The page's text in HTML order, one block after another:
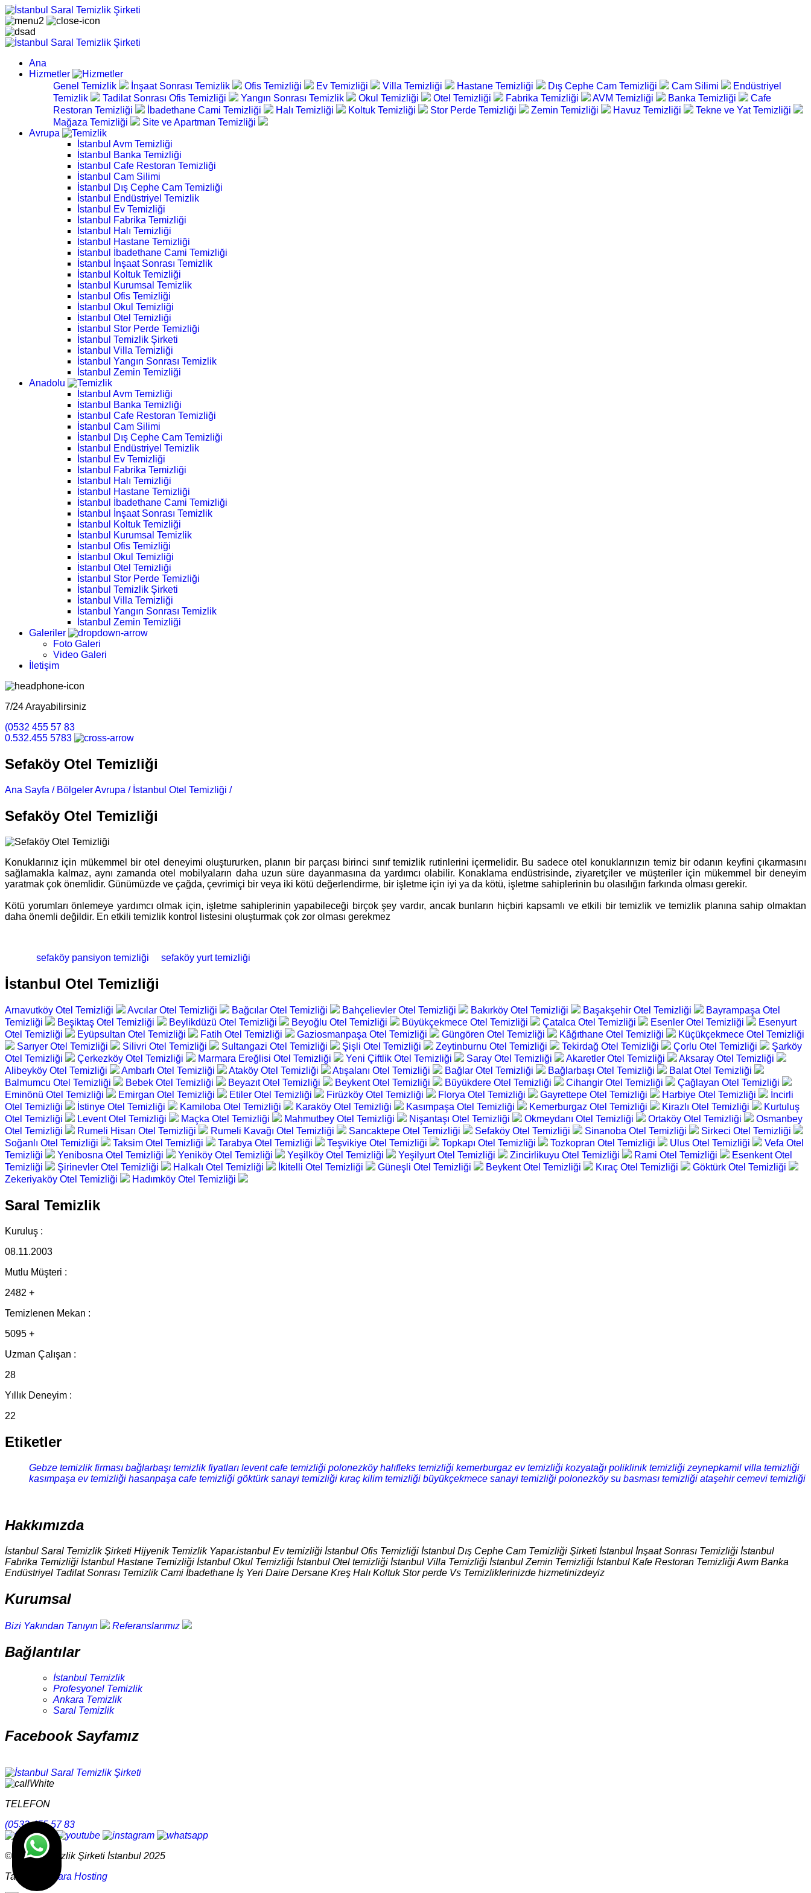
Ana
Hizmetler
Genel Temizlik
İnşaat Sonrası Temizlik Ofis Temizliği Ev Temizliği Villa Temizliği Hastane Temizliği Dış Cephe Cam Temizliği Cam Silimi
Endüstriyel
Temizlik
Tadilat Sonrası Ofis Temizliği Yangın Sonrası Temizlik Okul Temizliği Otel Temizliği Fabrika Temizliği AVM Temizliği Banka Temizliği
Cafe
Restoran Temizliği
İbadethane Cami Temizliği Halı Temizliği Koltuk Temizliği Stor Perde Temizliği Zemin Temizliği Havuz Temizliği
Tekne ve Yat Temizliği
Mağaza Temizliği
Site ve Apartman Temizliği
Avrupa
İstanbul Avm Temizliği
İstanbul Banka Temizliği
İstanbul Cafe Restoran Temizliği
İstanbul Cam Silimi
İstanbul Dış Cephe Cam Temizliği
İstanbul Endüstriyel Temizlik
İstanbul Ev Temizliği
İstanbul Fabrika Temizliği
İstanbul Halı Temizliği
İstanbul Hastane Temizliği
İstanbul İbadethane Cami Temizliği
İstanbul İnşaat Sonrası Temizlik
İstanbul Koltuk Temizliği
İstanbul Kurumsal Temizlik
İstanbul Ofis Temizliği
İstanbul Okul Temizliği
İstanbul Otel Temizliği
İstanbul Stor Perde Temizliği
İstanbul Temizlik Şirketi
İstanbul Villa Temizliği
İstanbul Yangın Sonrası Temizlik
İstanbul Zemin Temizliği
Anadolu
İstanbul Avm Temizliği
İstanbul Banka Temizliği
İstanbul Cafe Restoran Temizliği
İstanbul Cam Silimi
İstanbul Dış Cephe Cam Temizliği
İstanbul Endüstriyel Temizlik
İstanbul Ev Temizliği
İstanbul Fabrika Temizliği
İstanbul Halı Temizliği
İstanbul Hastane Temizliği
İstanbul İbadethane Cami Temizliği
İstanbul İnşaat Sonrası Temizlik
İstanbul Koltuk Temizliği
İstanbul Kurumsal Temizlik
İstanbul Ofis Temizliği
İstanbul Okul Temizliği
İstanbul Otel Temizliği
İstanbul Stor Perde Temizliği
İstanbul Temizlik Şirketi
İstanbul Villa Temizliği
İstanbul Yangın Sonrası Temizlik
İstanbul Zemin Temizliği
Galeriler
Foto Galeri
Video Galeri
İletişim
7/24 Arayabilirsiniz
(0532 455 57 83
0.532.455 5783
Sefaköy Otel Temizliği
Ana Sayfa / Bölgeler Avrupa / İstanbul Otel Temizliği /
Sefaköy Otel Temizliği
Konuklarınız için mükemmel bir otel deneyimi oluştururken, planın bir parçası birinci sınıf temizlik rutinlerini içermelidir. Bu sadece otel konuklarınızın temiz bir odanın keyfini çıkarmasını
sağlamakla kalmaz, aynı zamanda otel mobilyaların daha uzun süre dayanmasına da yardımcı olabilir. Konaklama endüstrisinde, ziyaretçiler ve müşteriler için mükemmel bir deneyim
yaratmak çok önemlidir. Günümüzde ve çağda, çevrimiçi bir veya iki kötü değerlendirme, bir işletme için iyi ya da kötü, işletme sahiplerinin bu olasılığın farkında olması gerekir.
Kötü yorumları önlemeye yardımcı olmak için, işletme sahiplerinin yapabileceği birçok şey vardır, ancak bunların hiçbiri kapsamlı ve etkili bir temizlik ve temizlik planına sahip olmaktan
daha önemli değildir. En etkili temizlik kontrol listesini oluşturmak çok zor olması gerekmez
sefaköy pansiyon temizliği sefaköy yurt temizliği
İstanbul Otel Temizliği
Arnavutköy Otel Temizliği Avcılar Otel Temizliği Bağcılar Otel Temizliği Bahçelievler Otel Temizliği Bakırköy Otel Temizliği Başakşehir Otel Temizliği
Bayrampaşa Otel
Temizliği
Beşiktaş Otel Temizliği Beylikdüzü Otel Temizliği Beyoğlu Otel Temizliği Büyükçekmece Otel Temizliği Çatalca Otel Temizliği Esenler Otel Temizliği
Esenyurt
Otel Temizliği
Eyüpsultan Otel Temizliği Fatih Otel Temizliği Gaziosmanpaşa Otel Temizliği Güngören Otel Temizliği Kâğıthane Otel Temizliği
Küçükçekmece Otel Temizliği
Sarıyer Otel Temizliği
Silivri Otel Temizliği Sultangazi Otel Temizliği Şişli Otel Temizliği Zeytinburnu Otel Temizliği Tekirdağ Otel Temizliği Çorlu Otel Temizliği
Şarköy
Otel Temizliği
Çerkezköy Otel Temizliği Marmara Ereğlisi Otel Temizliği Yeni Çiftlik Otel Temizliği Saray Otel Temizliği Akaretler Otel Temizliği
Aksaray Otel Temizliği
Alibeyköy Otel Temizliği
Ambarlı Otel Temizliği Ataköy Otel Temizliği Atışalanı Otel Temizliği Bağlar Otel Temizliği Bağlarbaşı Otel Temizliği
Balat Otel Temizliği
Balmumcu Otel Temizliği
Bebek Otel Temizliği Beyazıt Otel Temizliği Beykent Otel Temizliği Büyükdere Otel Temizliği Cihangir Otel Temizliği
Çağlayan Otel Temizliği
Eminönü Otel Temizliği
Emirgan Otel Temizliği Etiler Otel Temizliği Firüzköy Otel Temizliği Florya Otel Temizliği Gayrettepe Otel Temizliği Harbiye Otel Temizliği
İncirli
Otel Temizliği
İstinye Otel Temizliği Kamiloba Otel Temizliği Karaköy Otel Temizliği Kasımpaşa Otel Temizliği Kemerburgaz Otel Temizliği Kirazlı Otel Temizliği
Kurtuluş
Otel Temizliği
Levent Otel Temizliği Maçka Otel Temizliği Mahmutbey Otel Temizliği Nişantaşı Otel Temizliği Okmeydanı Otel Temizliği Ortaköy Otel Temizliği
Osmanbey
Otel Temizliği
Rumeli Hisarı Otel Temizliği Rumeli Kavağı Otel Temizliği Sancaktepe Otel Temizliği Sefaköy Otel Temizliği Sinanoba Otel Temizliği
Sirkeci Otel Temizliği
Soğanlı Otel Temizliği
Taksim Otel Temizliği Tarabya Otel Temizliği Teşvikiye Otel Temizliği Topkapı Otel Temizliği Tozkopran Otel Temizliği Ulus Otel Temizliği
Vefa Otel
Temizliği
Yenibosna Otel Temizliği Yeniköy Otel Temizliği Yeşilköy Otel Temizliği Yeşilyurt Otel Temizliği Zincirlikuyu Otel Temizliği Rami Otel Temizliği
Esenkent Otel
Temizliği
Şirinevler Otel Temizliği Halkalı Otel Temizliği İkitelli Otel Temizliği Güneşli Otel Temizliği Beykent Otel Temizliği Kıraç Otel Temizliği
Göktürk Otel Temizliği
Zekeriyaköy Otel Temizliği
Hadımköy Otel Temizliği
Saral Temizlik
Kuruluş :
08.11.2003
Mutlu Müşteri :
2482 +
Temizlenen Mekan :
5095 +
Uzman Çalışan :
28
Yıllık Deneyim :
22
Etiketler
Gebze temizlik firması bağlarbaşı temizlik fiyatları levent cafe temizliği polonezköy halıfleks temizliği kemerburgaz ev temizliği kozyatağı poliklinik temizliği zeynepkamil villa temizliği
kasımpaşa ev temizliği hasanpaşa cafe temizliği göktürk sanayi temizliği kıraç kilim temizliği büyükçekmece sanayi temizliği polonezköy su basması temizliği ataşehir cemevi temizliği
Hakkımızda
İstanbul Saral Temizlik Şirketi Hijyenik Temizlik Yapar.istanbul Ev temizliği İstanbul Ofis Temizliği İstanbul Dış Cephe Cam Temizliği Şirketi İstanbul İnşaat Sonrası Temizliği İstanbul
Fabrika Temizliği İstanbul Hastane Temizliği İstanbul Okul Temizliği İstanbul Otel temizliği İstanbul Villa Temizliği İstanbul Zemin Temizliği İstanbul Kafe Restoran Temizliği Awm Banka
Endüstriyel Tadilat Sonrası Temizlik Cami İbadethane İş Yeri Daire Dersane Kreş Halı Koltuk Stor perde Vs Temizliklerinizde hizmetinizdeyiz
Kurumsal
Bizi Yakından Tanıyın Referanslarımız
Bağlantılar
İstanbul Temizlik
Profesyonel Temizlik
Ankara Temizlik
Saral Temizlik
Facebook Sayfamız
TELEFON
(0532 455 57 83
© Saral Temizlik Şirketi İstanbul 2025
Tasarım
Ankara Hosting